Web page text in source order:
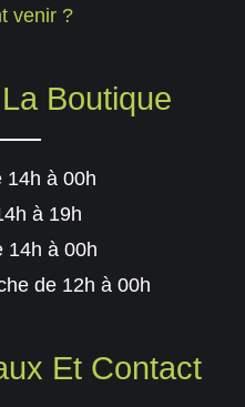
venir ?
Boutique
14h à 00h
à 19h
14h à 00h
de 12h à 00h
Et Contact